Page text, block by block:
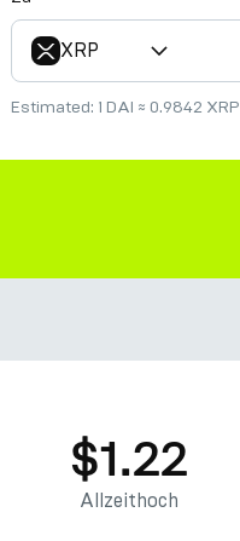
XRP
Estimated: 1 DAI ≈ 0.9842 XRP
$1.22
Allzeithoch